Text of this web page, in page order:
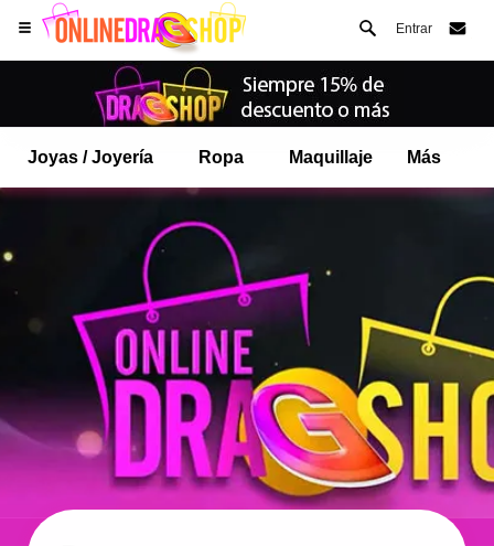
Entrar
Joyas / Joyería Ropa Maquillaje Más
Abre tu menú de Safari.
o toque el botón de safari como se muestra a la izquierda
y toca AÑADIR A LA PANTALLA DE INICIO
onlinedragshop ahora está instalado como APLICACIÓN